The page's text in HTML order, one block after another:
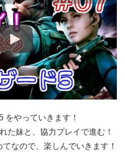
をやっていきます！
た妹と、協力プレイで進む！
なので、楽しんでいきます！